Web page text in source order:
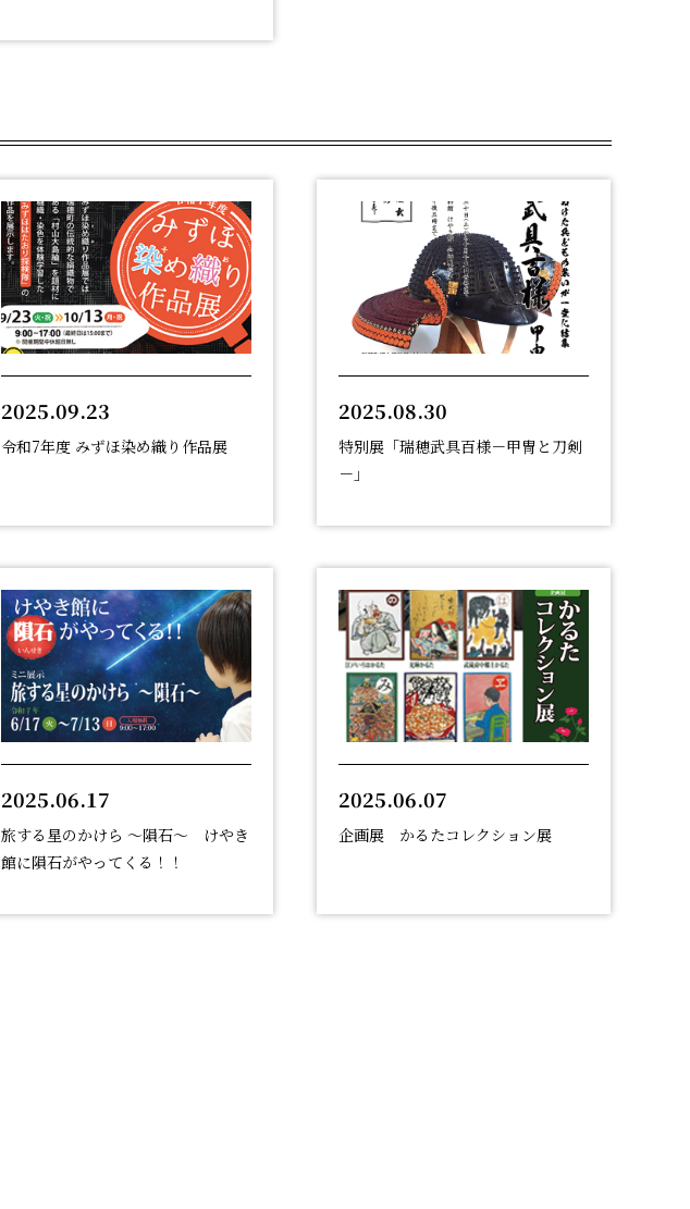
2025.09.23
令和7年度 みずほ染め織り作品展
2025.08.30
特別展「瑞穂武具百様－甲冑と刀剣
－」
2025.06.17
旅する星のかけら ～隕石～ けやき
館に隕石がやってくる！！
2025.06.07
企画展 かるたコレクション展